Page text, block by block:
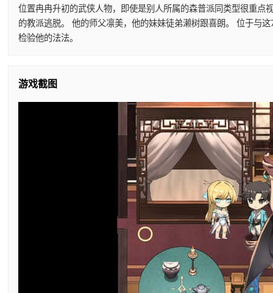
位置冉冉升初的武侠人物，即使是别人所属的森普派同类型很重
的教派逃脱。 他的师父凛美，他的妹妹徒弟濑树跟喜朗。 位于与
检验他的法法。
游戏截图